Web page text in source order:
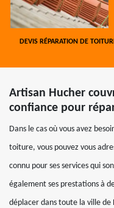
DEVIS RÉPARATION DE
Artisan Hucher
confiance pour
Dans le cas où vous avez
toiture, vous pouvez vous
connu pour ses services qui
également ses prestations à
déplacer dans toute la ville de